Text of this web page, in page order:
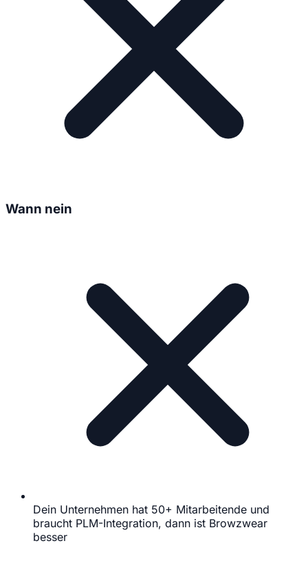
Wann nein
Dein Unternehmen hat 50+ Mitarbeitende und
braucht PLM-Integration, dann ist Browzwear
besser